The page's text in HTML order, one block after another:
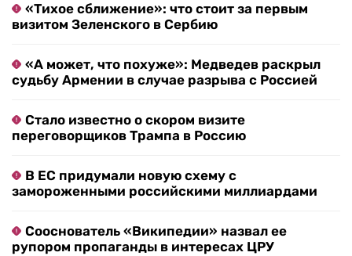
«Тихое сближение»: что стоит за первым
визитом Зеленского в Сербию
«А может, что похуже»: Медведев раскрыл
судьбу Армении в случае разрыва с Россией
Стало известно о скором визите
переговорщиков Трампа в Россию
В ЕС придумали новую схему с
замороженными российскими миллиардами
Сооснователь «Википедии» назвал ее
рупором пропаганды в интересах ЦРУ